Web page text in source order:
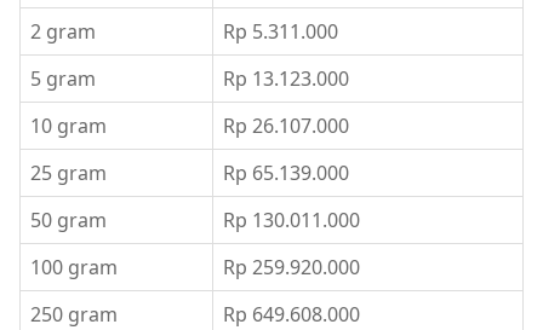
2 gram
Rp 5.311.000
5 gram
Rp 13.123.000
10 gram
Rp 26.107.000
25 gram
Rp 65.139.000
50 gram
Rp 130.011.000
100 gram
Rp 259.920.000
250 gram
Rp 649.608.000